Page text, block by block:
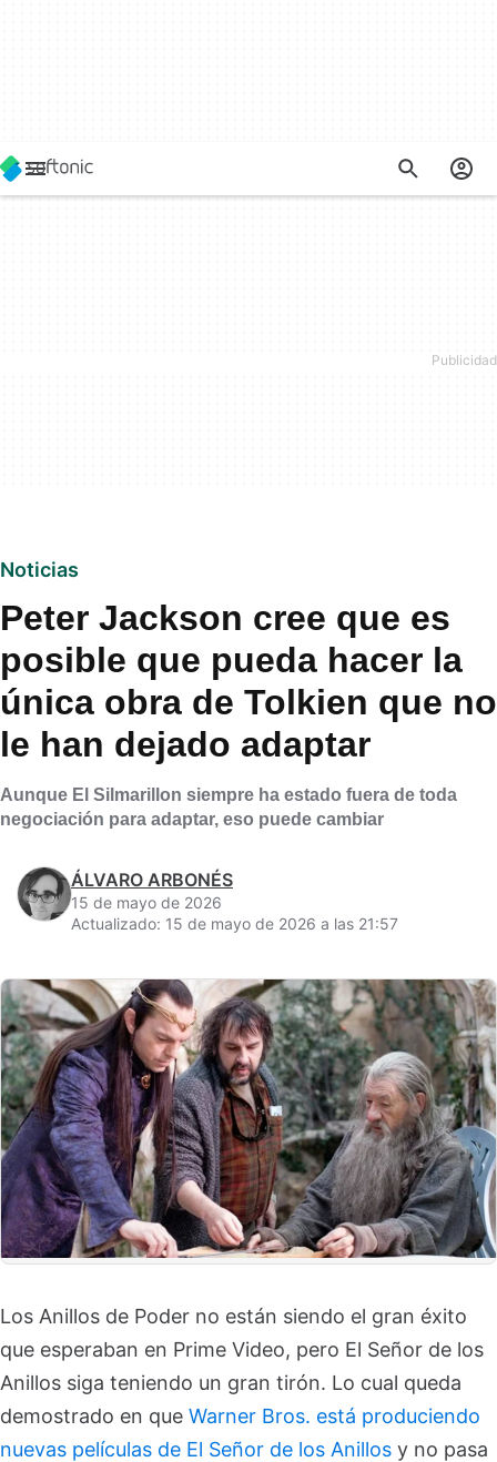
Noticias
Peter Jackson cree que es
posible que pueda hacer la
única obra de Tolkien que no
le han dejado adaptar
Aunque El Silmarillon siempre ha estado fuera de toda
negociación para adaptar, eso puede cambiar
ÁLVARO ARBONÉS
15 de mayo de 2026
Actualizado: 15 de mayo de 2026 a las 21:57
Los Anillos de Poder no están siendo el gran éxito
que esperaban en Prime Video, pero El Señor de los
Anillos siga teniendo un gran tirón. Lo cual queda
demostrado en que Warner Bros. está produciendo
nuevas películas de El Señor de los Anillos y no pasa